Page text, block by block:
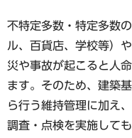
不特定多数・特定多数
ル、百貨店、学校等）
災や事故が起こると人
ます。そのため、建築
ら行う維持管理に加え
調査・点検を実施して